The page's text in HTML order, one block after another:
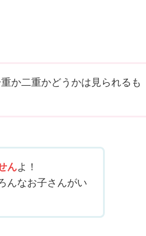
か二重かどうかは見られるも
んよ！
んなお子さんがい